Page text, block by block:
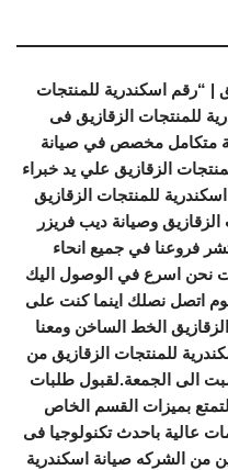
| “رقم اسكندرية للمنتجات
للمنتجات الزقازيق فى
متكامل مخصص في صيانة
الزقازيق علي يد خبراء
للمنتجات الزقازيق
وصيانة ديب فريزر
فروعنا في جميع انحاء
نحن اسرع في الوصول اليك
اتصل نصلك اينما كنت على
الخط الساخن ومعنا
للمنتجات الزقازيق من
الى الجمعة.لقبول طلبات
بميزات القسم الخاص
عالية باحدث تكنولوجيا فى
الشركه صيانة اسكندرية